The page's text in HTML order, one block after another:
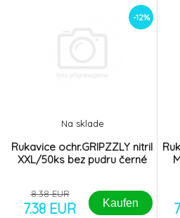
-12%
Rukavice ochr.GRIPZZLY nitril
XXL/50ks bez pudru černé
Na sklade
8.38 EUR
7.38 EUR Kaufen